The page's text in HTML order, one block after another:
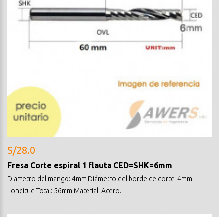
S/28.0
Fresa Corte espiral 1 flauta CED=SHK=6mm
Diametro del mango: 4mm Diámetro del borde de corte: 4mm
Longitud Total: 56mm Material: Acero..